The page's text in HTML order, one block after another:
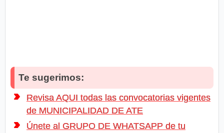
Te sugerimos:
Revisa AQUI todas las convocatorias vigentes
de MUNICIPALIDAD DE ATE
Únete al GRUPO DE WHATSAPP de tu